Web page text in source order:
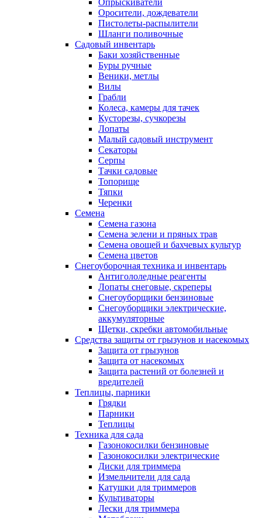
Опрыскиватели
Оросители, дождеватели
Пистолеты-распылители
Шланги поливочные
Садовый инвентарь
Баки хозяйственные
Буры ручные
Веники, метлы
Вилы
Грабли
Колеса, камеры для тачек
Кусторезы, сучкорезы
Лопаты
Малый садовый инструмент
Секаторы
Серпы
Тачки садовые
Топорище
Тяпки
Черенки
Семена
Семена газона
Семена зелени и пряных трав
Семена овощей и бахчевых культур
Семена цветов
Снегоуборочная техника и инвентарь
Антигололедные реагенты
Лопаты снеговые, скреперы
Снегоуборщики бензиновые
Снегоуборщики электрические,
аккумуляторные
Щетки, скребки автомобильные
Средства защиты от грызунов и насекомых
Защита от грызунов
Защита от насекомых
Защита растений от болезней и
вредителей
Теплицы, парники
Грядки
Парники
Теплицы
Техника для сада
Газонокосилки бензиновые
Газонокосилки электрические
Диски для триммера
Измельчители для сада
Катушки для триммеров
Культиваторы
Лески для триммера